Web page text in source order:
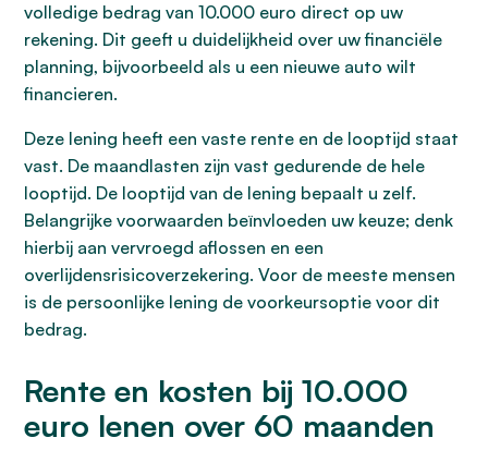
volledige bedrag van 10.000 euro direct op uw
rekening. Dit geeft u duidelijkheid over uw financiële
planning, bijvoorbeeld als u een nieuwe auto wilt
financieren.
Deze lening heeft een vaste rente en de looptijd staat
vast. De maandlasten zijn vast gedurende de hele
looptijd. De looptijd van de lening bepaalt u zelf.
Belangrijke voorwaarden beïnvloeden uw keuze; denk
hierbij aan vervroegd aflossen en een
overlijdensrisicoverzekering. Voor de meeste mensen
is de persoonlijke lening de voorkeursoptie voor dit
bedrag.
Rente en kosten bij 10.000
euro lenen over 60 maanden